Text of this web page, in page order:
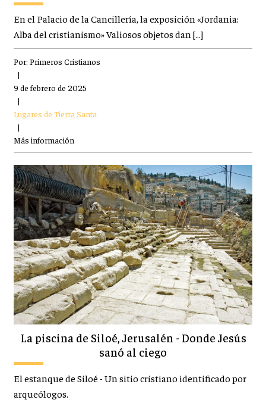
En el Palacio de la Cancillería, la exposición «Jordania:
Alba del cristianismo» Valiosos objetos dan […]
Por: Primeros Cristianos
|
9 de febrero de 2025
|
Lugares de Tierra Santa
|
Más información
La piscina de Siloé, Jerusalén - Donde Jesús
sanó al ciego
El estanque de Siloé - Un sitio cristiano identificado por
arqueólogos.